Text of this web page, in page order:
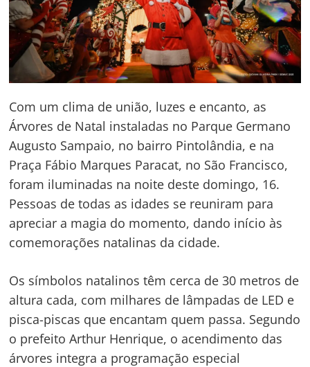
Com um clima de união, luzes e encanto, as
Árvores de Natal instaladas no Parque Germano
Augusto Sampaio, no bairro Pintolândia, e na
Praça Fábio Marques Paracat, no São Francisco,
foram iluminadas na noite deste domingo, 16.
Pessoas de todas as idades se reuniram para
apreciar a magia do momento, dando início às
comemorações natalinas da cidade.
Os símbolos natalinos têm cerca de 30 metros de
altura cada, com milhares de lâmpadas de LED e
pisca-piscas que encantam quem passa. Segundo
o prefeito Arthur Henrique, o acendimento das
árvores integra a programação especial